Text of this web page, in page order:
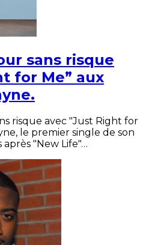
sans risque
for Me” aux
risque avec "Just Right for
le premier single de son
après "New Life"…